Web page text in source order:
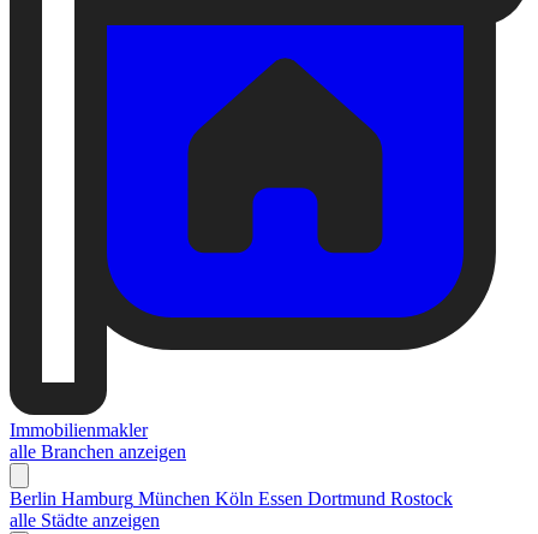
Immobilienmakler
alle Branchen anzeigen
Berlin Hamburg München Köln Essen Dortmund Rostock
alle Städte anzeigen